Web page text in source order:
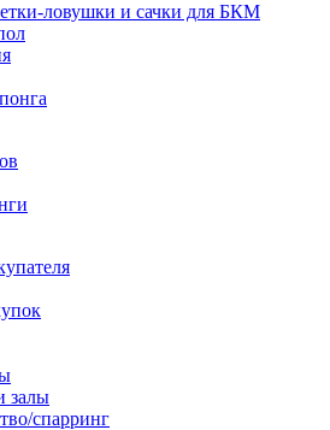
ловушки и сачки для БКМ
залы
спарринг